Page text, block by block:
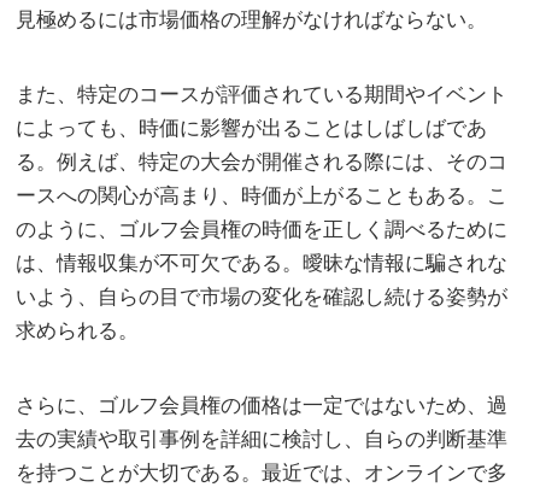
見極めるには市場価格の理解がなければならない。
また、特定のコースが評価されている期間やイベント
によっても、時価に影響が出ることはしばしばであ
る。例えば、特定の大会が開催される際には、そのコ
ースへの関心が高まり、時価が上がることもある。こ
のように、ゴルフ会員権の時価を正しく調べるために
は、情報収集が不可欠である。曖昧な情報に騙されな
いよう、自らの目で市場の変化を確認し続ける姿勢が
求められる。
さらに、ゴルフ会員権の価格は一定ではないため、過
去の実績や取引事例を詳細に検討し、自らの判断基準
を持つことが大切である。最近では、オンラインで多